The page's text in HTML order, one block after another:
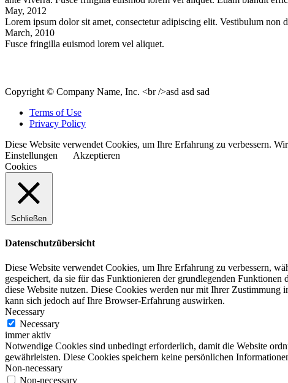
May, 2012
Lorem ipsum dolor sit amet, consectetur adipiscing elit. Vestibulum
March, 2010
Fusce fringilla euismod lorem vel aliquet.
Copyright © Company Name, Inc. <br />asd asd sad
Terms of Use
Privacy Policy
Diese Website verwendet Cookies, um Ihre Erfahrung zu verbessern.
Einstellungen
Akzeptieren
Cookies
Schließen
Datenschutzübersicht
Diese Website verwendet Cookies, um Ihre Erfahrung zu verbessern,
gespeichert, da sie für das Funktionieren der grundlegenden
diese Website nutzen. Diese Cookies werden nur mit Ihrer
kann sich jedoch auf Ihre Browser-Erfahrung auswirken.
Necessary
Necessary
immer aktiv
Notwendige Cookies sind unbedingt erforderlich, damit die Website
gewährleisten. Diese Cookies speichern keine persönlichen
Non-necessary
Non-necessary